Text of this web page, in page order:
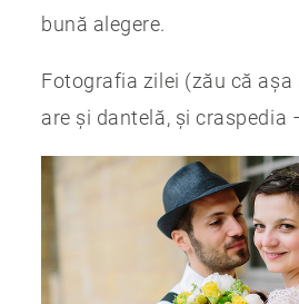
bună alegere.
Fotografia zilei (zău că așa
are și dantelă, și craspedia